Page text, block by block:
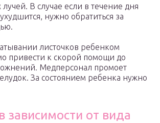
В случае если в течение дня
нужно обратиться за
листочков ребенком
привести к скорой помощи до
Медперсонал промоет
За состоянием ребенка нужно
зависимости от вида